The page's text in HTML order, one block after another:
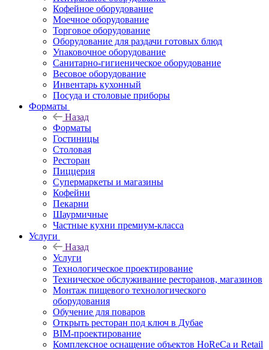
Кофейное оборудование
Моечное оборудование
Торговое оборудование
Оборудование для раздачи готовых блюд
Упаковочное оборудование
Санитарно-гигиеническое оборудование
Весовое оборудование
Инвентарь кухонный
Посуда и столовые приборы
Форматы
Назад
Форматы
Гостиницы
Столовая
Ресторан
Пиццерия
Супермаркеты и магазины
Кофейни
Пекарни
Шаурмичные
Частные кухни премиум-класса
Услуги
Назад
Услуги
Технологическое проектирование
Техническое обслуживание ресторанов, магазинов
Монтаж пищевого технологического
оборудования
Обучение для поваров
Открыть ресторан под ключ в Дубае
BIM-проектирование
Комплексное оснащение объектов HoReCa и Retail